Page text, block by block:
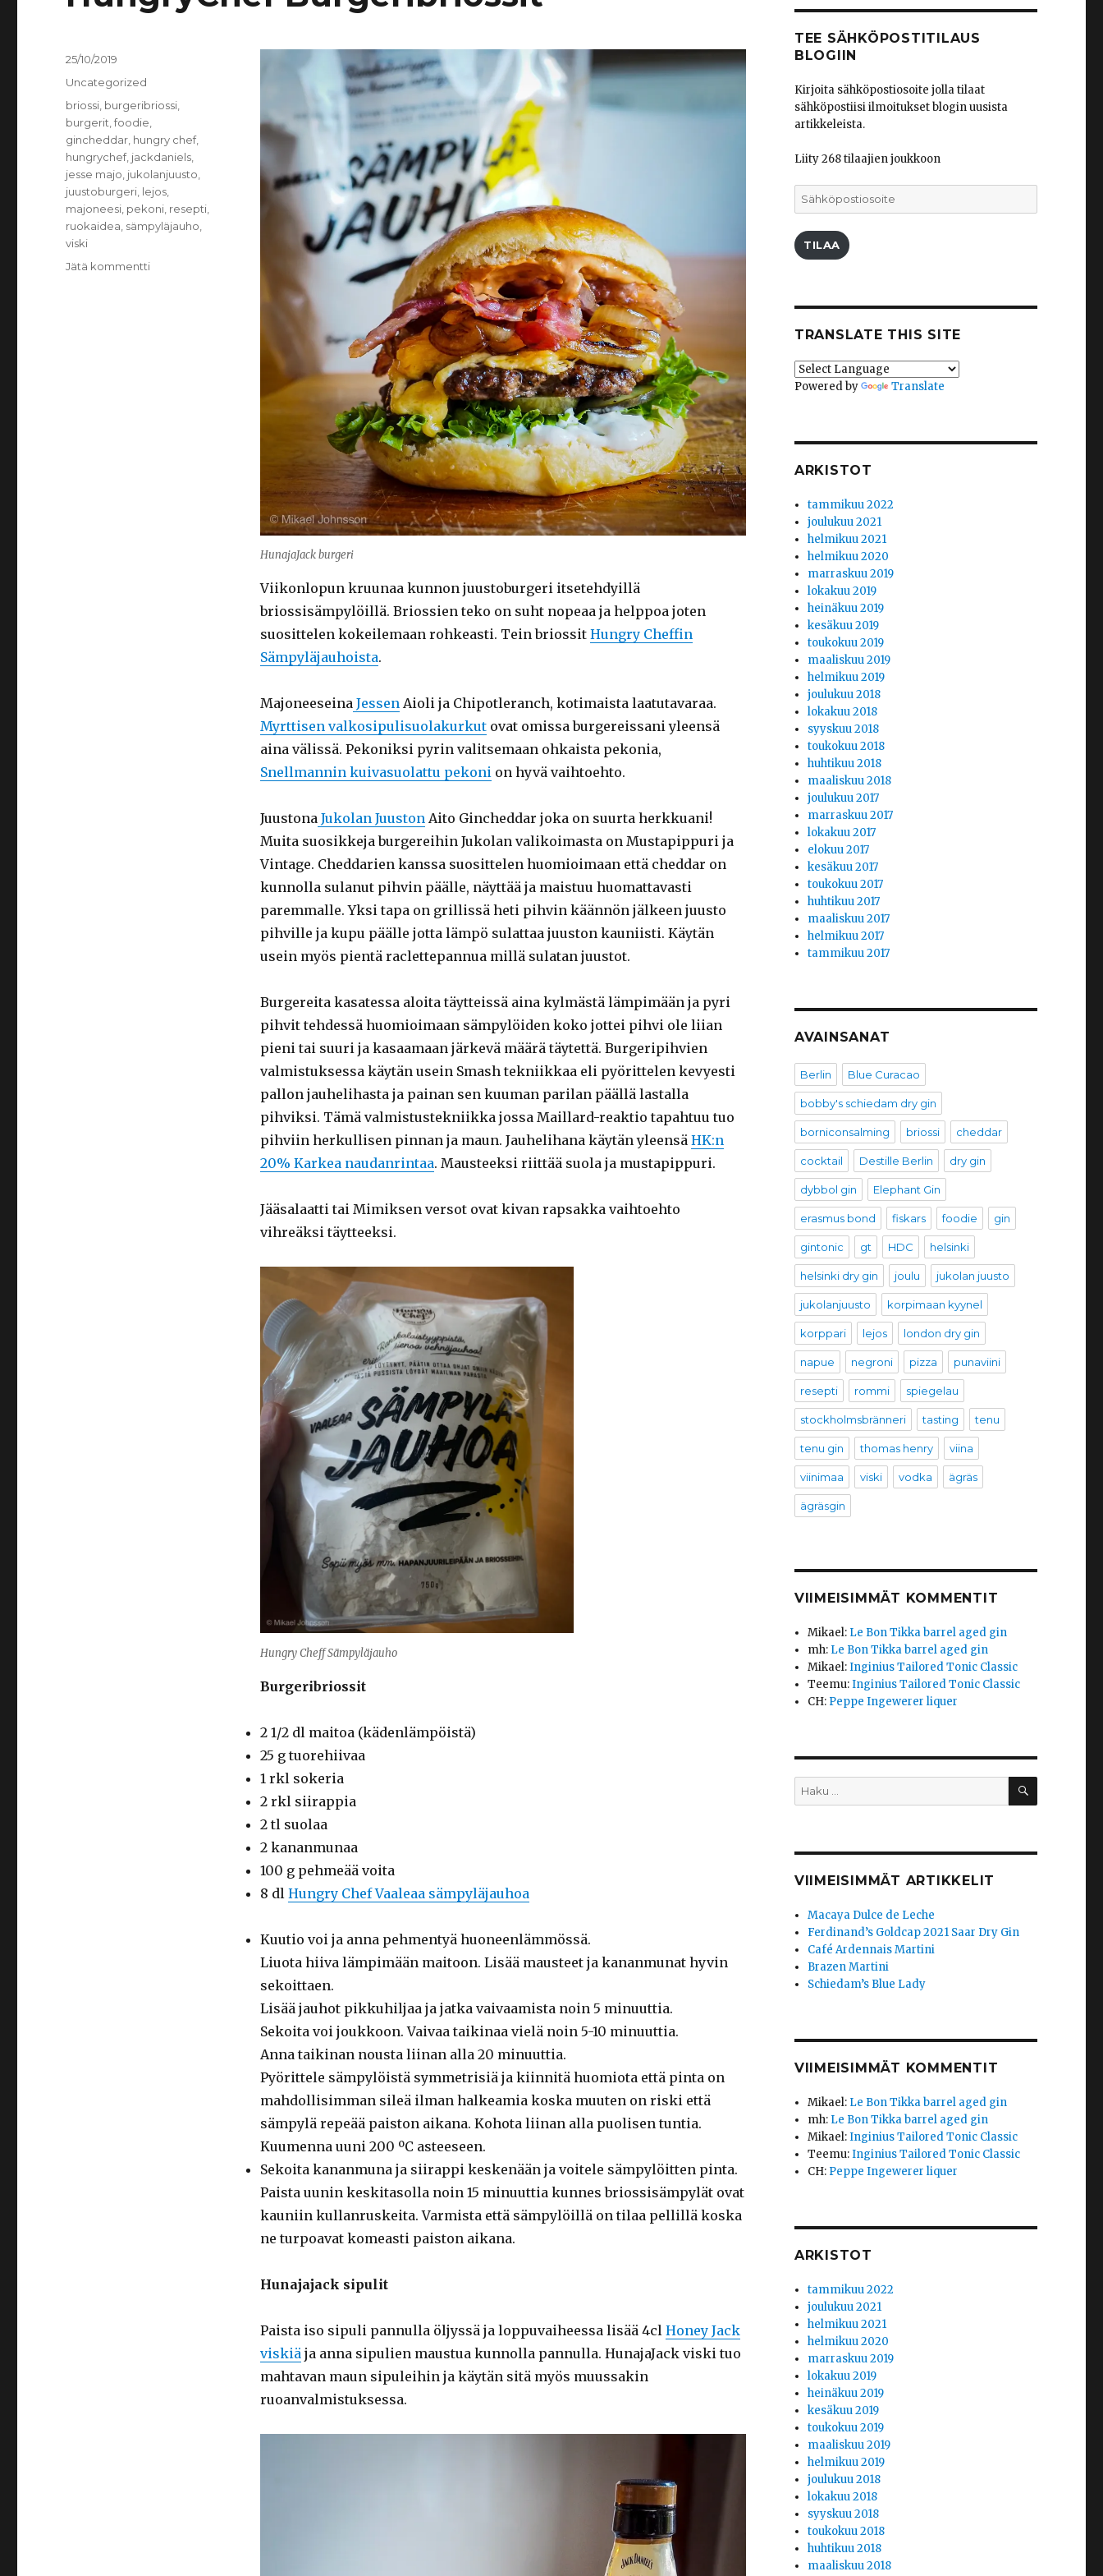
HunajaJack burgeri
Viikonlopun kruunaa kunnon juustoburgeri itsetehdyillä
briossisämpylöillä. Briossien teko on suht nopeaa ja helppoa joten
suosittelen kokeilemaan rohkeasti. Tein briossit Hungry Cheffin
Sämpyläjauhoista.
MajoneeseinaJessenAioli ja Chipotleranch, kotimaista laatutavaraa.
Myrttisen valkosipulisuolakurkutovat omissa burgereissani yleensä
aina välissä. Pekoniksi pyrin valitsemaan ohkaista pekonia,
Snellmannin kuivasuolattu pekonion hyvä vaihtoehto.
JuustonaJukolan JuustonAito Gincheddar joka on suurta herkkuani!
Muita suosikkeja burgereihin Jukolan valikoimasta on Mustapippuri ja
Vintage. Cheddarien kanssa suosittelen huomioimaan että cheddar on
kunnolla sulanut pihvin päälle, näyttää ja maistuu huomattavasti
paremmalle. Yksi tapa on grillissä heti pihvin käännön jälkeen juusto
pihville ja kupu päälle jotta lämpö sulattaa juuston kauniisti. Käytän
usein myös pientä raclettepannua millä sulatan juustot.
Burgereita kasatessa aloita täytteissä aina kylmästä lämpimään ja pyri
pihvit tehdessä huomioimaan sämpylöiden koko jottei pihvi ole liian
pieni tai suuri ja kasaamaan järkevä määrä täytettä. Burgeripihvien
valmistuksessa käytän usein Smash tekniikkaa eli pyörittelen kevyesti
pallon jauhelihasta ja painan sen kuuman parilan päällä lastalla
pihviksi. Tämä valmistustekniikka jossa Maillard-reaktio tapahtuu tuo
pihviin herkullisen pinnan ja maun. Jauhelihana käytän yleensä HK:n
20% Karkea naudanrintaa. Mausteeksi riittää suola ja mustapippuri.
Jääsalaatti tai Mimiksen versot ovat kivan rapsakka vaihtoehto
vihreäksi täytteeksi.
Hungry Cheff Sämpyläjauho
Burgeribriossit
2 1/2 dl maitoa (kädenlämpöistä)
25 g tuorehiivaa
1 rkl sokeria
2 rkl siirappia
2 tl suolaa
2 kananmunaa
100 g pehmeää voita
8 dl Hungry Chef Vaaleaa sämpyläjauhoa
Kuutio voi ja anna pehmentyä huoneenlämmössä.
Liuota hiiva lämpimään maitoon. Lisää mausteet ja kananmunat hyvin
sekoittaen.
Lisää jauhot pikkuhiljaa ja jatka vaivaamista noin 5 minuuttia.
Sekoita voi joukkoon. Vaivaa taikinaa vielä noin 5-10 minuuttia.
Anna taikinan nousta liinan alla 20 minuuttia.
Pyörittele sämpylöistä symmetrisiä ja kiinnitä huomiota että pinta on
mahdollisimman sileä ilman halkeamia koska muuten on riski että
sämpylä repeää paiston aikana. Kohota liinan alla puolisen tuntia.
Kuumenna uuni 200 ºC asteeseen.
Sekoita kananmuna ja siirappi keskenään ja voitele sämpylöitten pinta.
Paista uunin keskitasolla noin 15 minuuttia kunnes briossisämpylät ovat
kauniin kullanruskeita. Varmista että sämpylöillä on tilaa pellillä koska
ne turpoavat komeasti paiston aikana.
Hunajajack sipulit
Paista iso sipuli pannulla öljyssä ja loppuvaiheessa lisää 4cl Honey Jack
viskiä ja anna sipulien maustua kunnolla pannulla. HunajaJack viski tuo
mahtavan maun sipuleihin ja käytän sitä myös muussakin
ruoanvalmistuksessa.
Julkaistu
25/10/2019
Kategoriat
Uncategorized
Avainsanat
briossi burgeribriossi
burgerit ,foodie
gincheddar hungry chef,
hungrychef, jackdaniels
jesse majo jukolanjuusto
juustoburgeri lejos
majoneesi pekoni resepti
ruokaidea sämpyläjauho
viski
Jätä kommenttiartikkeliin
TEE SÄHKÖPOSTITILAUS
BLOGIIN
Kirjoita sähköpostiosoite jolla tilaat
sähköpostiisi ilmoitukset blogin uusista
artikkeleista.
Liity 268 tilaajien joukkoon
Sähköpostiosoite
TILAA
TRANSLATE THIS SITE
Powered by Translate
ARKISTOT
tammikuu 2022
joulukuu 2021
helmikuu 2021
helmikuu 2020
marraskuu 2019
lokakuu 2019
heinäkuu 2019
kesäkuu 2019
toukokuu 2019
maaliskuu 2019
helmikuu 2019
joulukuu 2018
lokakuu 2018
syyskuu 2018
toukokuu 2018
huhtikuu 2018
maaliskuu 2018
joulukuu 2017
marraskuu 2017
lokakuu 2017
elokuu 2017
kesäkuu 2017
toukokuu 2017
huhtikuu 2017
maaliskuu 2017
helmikuu 2017
tammikuu 2017
AVAINSANAT
Berlin Blue Curacao
bobby's schiedam dry gin
borniconsalming briossi cheddar
cocktail Destille Berlin dry gin
dybbol gin Elephant Gin
erasmus bond fiskars foodie gin
gintonic gt HDC helsinki
helsinki dry gin joulu jukolan juusto
jukolanjuusto korpimaan kyynel
korppari lejos london dry gin
napue negroni pizza punaviini
resepti rommi spiegelau
stockholmsbränneri tasting tenu
tenu gin thomas henry viina
viinimaa viski vodka ägräs
ägräsgin
VIIMEISIMMÄT KOMMENTIT
Mikael: Le Bon Tikka barrel aged gin
mh: Le Bon Tikka barrel aged gin
Mikael:Inginius Tailored Tonic Classic
Teemu:Inginius Tailored Tonic Classic
CH: Peppe Ingewerer liquer
Etsi: HAKU
VIIMEISIMMÄT ARTIKKELIT
Macaya Dulce de Leche
Ferdinand’s Goldcap 2021 Saar Dry Gin
Café Ardennais Martini
Brazen Martini
Schiedam’s Blue Lady
VIIMEISIMMÄT KOMMENTIT
Mikael: Le Bon Tikka barrel aged gin
mh: Le Bon Tikka barrel aged gin
Mikael:Inginius Tailored Tonic Classic
Teemu:Inginius Tailored Tonic Classic
CH: Peppe Ingewerer liquer
ARKISTOT
tammikuu 2022
joulukuu 2021
helmikuu 2021
helmikuu 2020
marraskuu 2019
lokakuu 2019
heinäkuu 2019
kesäkuu 2019
toukokuu 2019
maaliskuu 2019
helmikuu 2019
joulukuu 2018
lokakuu 2018
syyskuu 2018
toukokuu 2018
huhtikuu 2018
maaliskuu 2018